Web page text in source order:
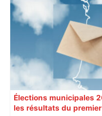
Vous pensiez que
voiture ? La vérité sur
reculent – ici.fr
Élections municipales
les résultats du